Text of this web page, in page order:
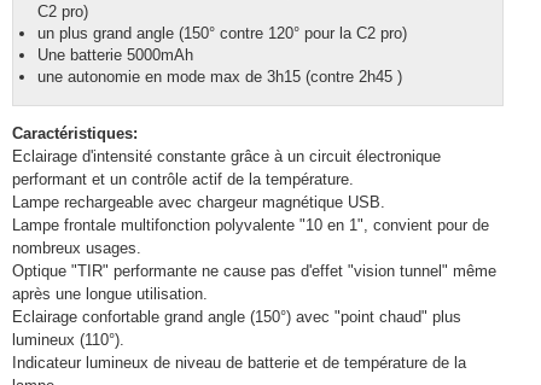
C2 pro)
un plus grand angle (150° contre 120° pour la C2 pro)
Une batterie 5000mAh
une autonomie en mode max de 3h15 (contre 2h45 )
Caractéristiques:
Eclairage d'intensité constante grâce à un circuit électronique
performant et un contrôle actif de la température.
Lampe rechargeable avec chargeur magnétique USB.
Lampe frontale multifonction polyvalente "10 en 1", convient pour de
nombreux usages.
Optique "TIR" performante ne cause pas d'effet "vision tunnel" même
après une longue utilisation.
Eclairage confortable grand angle (150°) avec "point chaud" plus
lumineux (110°).
Indicateur lumineux de niveau de batterie et de température de la